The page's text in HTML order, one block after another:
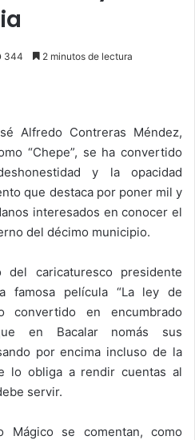
344 2 minutos de lectura
Alfredo Contreras Méndez,
“Chepe”, se ha convertido
y la opacidad
que destaca por poner mil y
interesados en conocer el
del décimo municipio.
caricaturesco presidente
famosa película “La ley de
convertido en encumbrado
en Bacalar nomás sus
por encima incluso de la
lo obliga a rendir cuentas al
servir.
Mágico se comentan, como